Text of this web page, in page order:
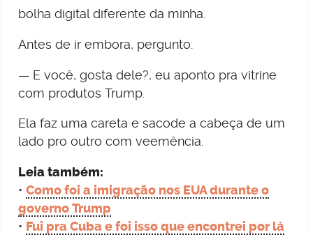
bolha digital diferente da minha.
Antes de ir embora, pergunto:
— E você, gosta dele?, eu aponto pra vitrine
com produtos Trump.
Ela faz uma careta e sacode a cabeça de um
lado pro outro com veemência.
Leia também:
• Como foi a imigração nos EUA durante o
governo Trump
• Fui pra Cuba e foi isso que encontrei por lá